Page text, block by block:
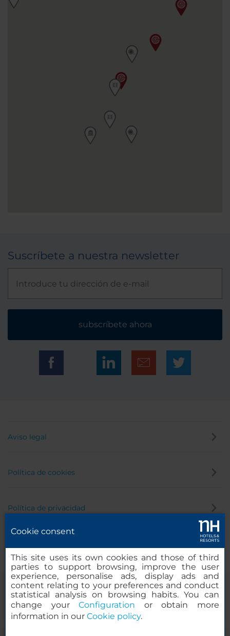
Suscríbete a nuestra newsletter
subscríbete ahora
Aviso legal
Política de cookies
Política de privacidad
Cookie consent
This site uses its own cookies and those of third
parties to support browsing, improve the user
experience, personalise ads, display ads and
content relating to your preferences and conduct
statistical analysis on browsing habits. You can
change yourConfiguration or obtain more
information in our Cookie policy.